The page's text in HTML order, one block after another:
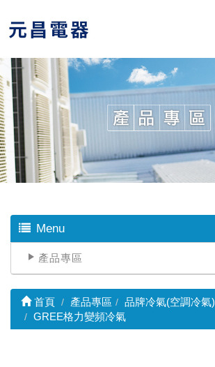
Menu
產品專區
首頁 產品專區
品牌冷氣(空調冷氣)
GREE格力變頻冷氣